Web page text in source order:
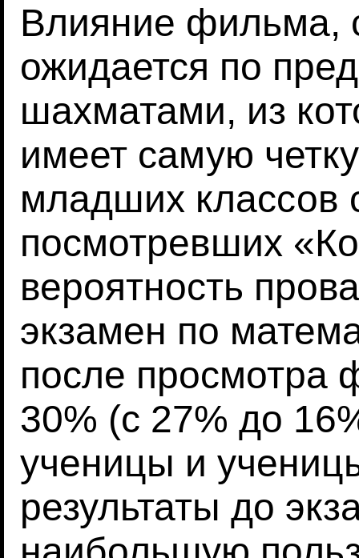
Влияние фильма,
ожидается по
шахматами, из
имеет самую
младших классов
посмотревших
вероятность
экзамен по
после просмотра
30% (с 27% до
ученицы и
результаты до